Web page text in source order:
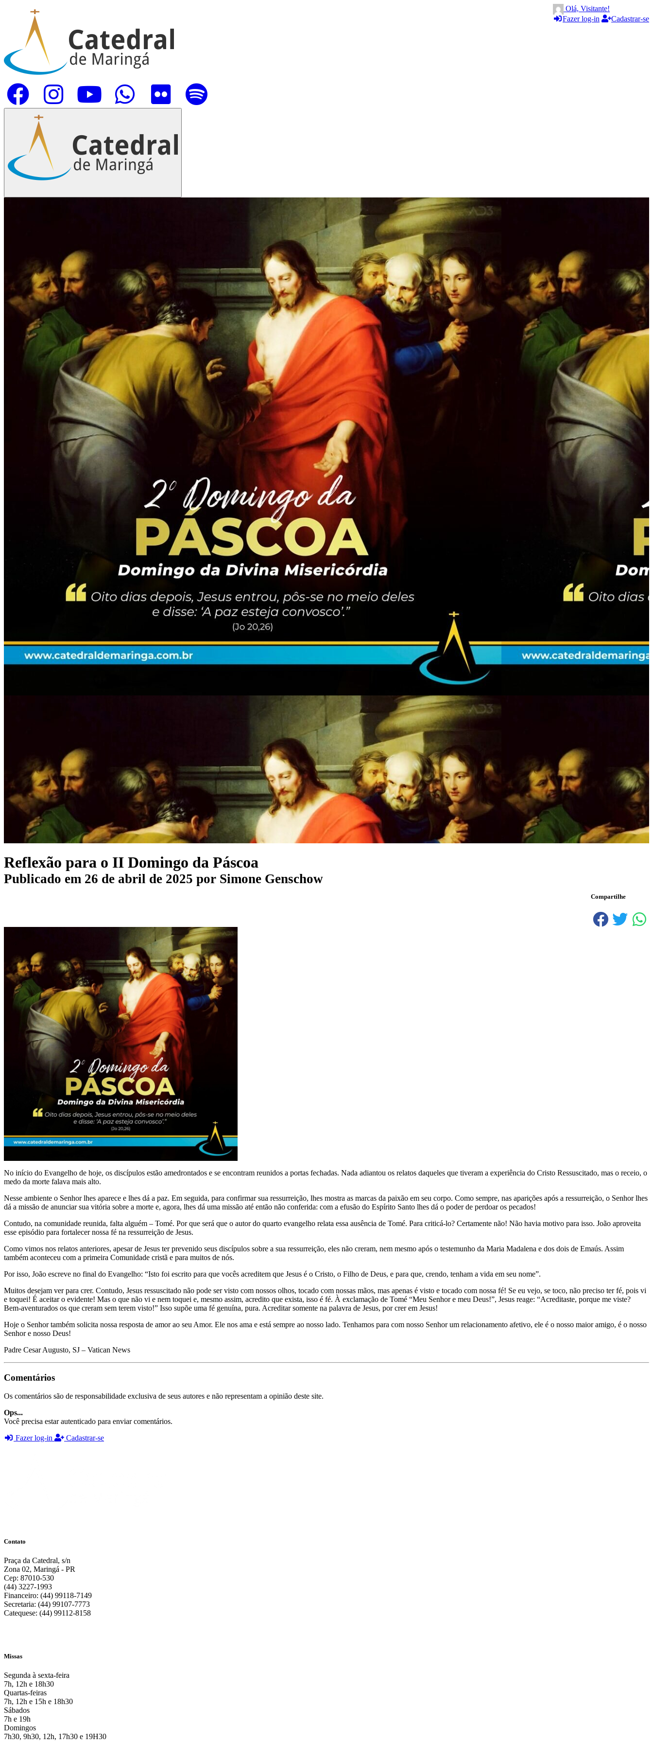
Olá, Visitante!
Fazer log-in
Cadastrar-se
Reflexão para o II Domingo da Páscoa
Publicado em 26 de abril de 2025 por Simone Genschow
Compartilhe
No início do Evangelho de hoje, os discípulos estão amedrontados e se encontram reunidos a portas fechadas. Nada adiantou os relatos daqueles que tiveram a experiência do Cristo Ressuscitado, mas o receio, o
medo da morte falava mais alto.
Nesse ambiente o Senhor lhes aparece e lhes dá a paz. Em seguida, para confirmar sua ressurreição, lhes mostra as marcas da paixão em seu corpo. Como sempre, nas aparições após a ressurreição, o Senhor lhes
dá a missão de anunciar sua vitória sobre a morte e, agora, lhes dá uma missão até então não conferida: com a efusão do Espírito Santo lhes dá o poder de perdoar os pecados!
Contudo, na comunidade reunida, falta alguém – Tomé. Por que será que o autor do quarto evangelho relata essa ausência de Tomé. Para criticá-lo? Certamente não! Não havia motivo para isso. João aproveita
esse episódio para fortalecer nossa fé na ressurreição de Jesus.
Como vimos nos relatos anteriores, apesar de Jesus ter prevenido seus discípulos sobre a sua ressurreição, eles não creram, nem mesmo após o testemunho da Maria Madalena e dos dois de Emaús. Assim
também aconteceu com a primeira Comunidade cristã e para muitos de nós.
Por isso, João escreve no final do Evangelho: “Isto foi escrito para que vocês acreditem que Jesus é o Cristo, o Filho de Deus, e para que, crendo, tenham a vida em seu nome”.
Muitos desejam ver para crer. Contudo, Jesus ressuscitado não pode ser visto com nossos olhos, tocado com nossas mãos, mas apenas é visto e tocado com nossa fé! Se eu vejo, se toco, não preciso ter fé, pois vi
e toquei! É aceitar o evidente! Mas o que não vi e nem toquei e, mesmo assim, acredito que exista, isso é fé. À exclamação de Tomé “Meu Senhor e meu Deus!”, Jesus reage: “Acreditaste, porque me viste?
Bem-aventurados os que creram sem terem visto!” Isso supõe uma fé genuína, pura. Acreditar somente na palavra de Jesus, por crer em Jesus!
Hoje o Senhor também solicita nossa resposta de amor ao seu Amor. Ele nos ama e está sempre ao nosso lado. Tenhamos para com nosso Senhor um relacionamento afetivo, ele é o nosso maior amigo, é o nosso
Senhor e nosso Deus!
Padre Cesar Augusto, SJ – Vatican News
Comentários
Os comentários são de responsabilidade exclusiva de seus autores e não representam a opinião deste site.
Ops...
Você precisa estar autenticado para enviar comentários.
Fazer log-in
Cadastrar-se
Contato
Praça da Catedral, s/n
Zona 02, Maringá - PR
Cep: 87010-530
(44) 3227-1993
Financeiro: (44) 99118-7149
Secretaria: (44) 99107-7773
Catequese: (44) 99112-8158
Missas
Segunda à sexta-feira
7h, 12h e 18h30
Quartas-feiras
7h, 12h e 15h e 18h30
Sábados
7h e 19h
Domingos
7h30, 9h30, 12h, 17h30 e 19H30